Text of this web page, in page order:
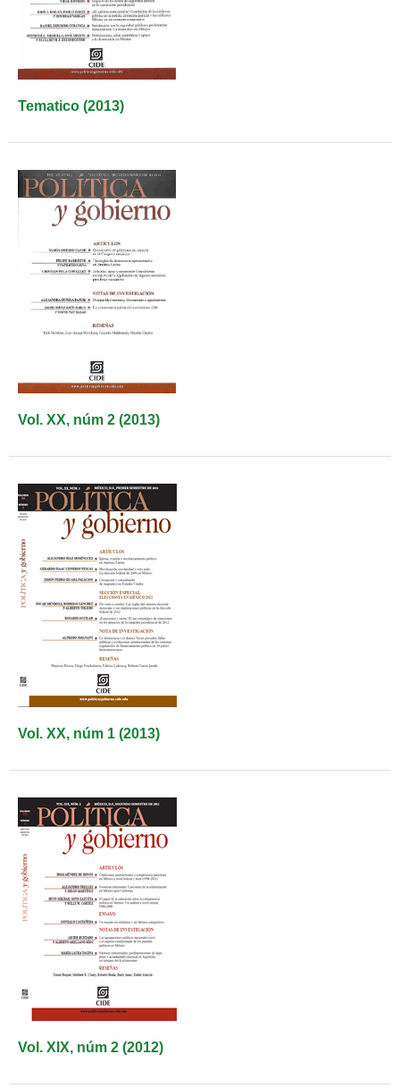
Tematico (2013)
Vol. XX, núm 2 (2013)
Vol. XX, núm 1 (2013)
Vol. XIX, núm 2 (2012)